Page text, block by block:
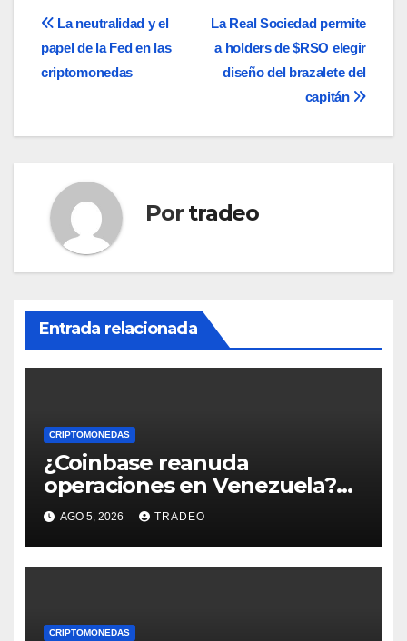
Navegación
de
La Real Sociedad permite
a holders de $RSO elegir
diseño del brazalete del
capitán
La neutralidad y el
papel de la Fed en las
criptomonedas
Por tradeo
Entrada relacionada
CRIPTOMONEDAS
¿Coinbase reanuda
operaciones en Venezuela?
Post críptico enciende el
debate
AGO 5, 2026 TRADEO
CRIPTOMONEDAS